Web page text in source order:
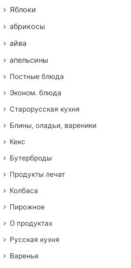
Яблоки
абрикосы
айва
апельсины
Постные блюда
Эконом. блюда
Старорусская кухня
Блины, оладьи, вареники
Кекс
Бутерброды
Продукты лечат
Колбаса
Пирожное
О продуктах
Русская кухня
Варенье